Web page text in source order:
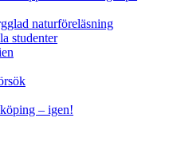
naturföreläsning
studenter
– igen!